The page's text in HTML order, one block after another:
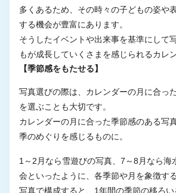
多くあるため、その時々の子どもの姿や
する機会が豊富にあります。
そうしたイベントや出来事を基準にして
もが成長していくさまを感じられるカレ
【季節感をもたせる】
写真選びの際は、カレンダーの月に合っ
を選ぶことも大切です。
カレンダーの月に合った季節感のある写
季のめぐりを感じるものに。
1～2月なら雪遊びの写真、7～8月なら海
会といったように、各季節や月を象徴す
写真で構成すると、1年間の季節の移ろ